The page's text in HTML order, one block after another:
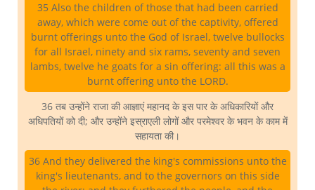
35 Also the children of those that had been carried
away, which were come out of the captivity, offered
burnt offerings unto the God of Israel, twelve bullocks
for all Israel, ninety and six rams, seventy and seven
lambs, twelve he goats for a sin offering: all this was a
burnt offering unto the LORD.
36 तब उन्होंने राजा की आज्ञाएं महानद के इस पार के अधिकारियों और
अधिपतियों को दी; और उन्होंने इस्राएली लोगों और परमेश्वर के भवन के काम में
सहायता की।
36 And they delivered the king's commissions unto the
king's lieutenants, and to the governors on this side